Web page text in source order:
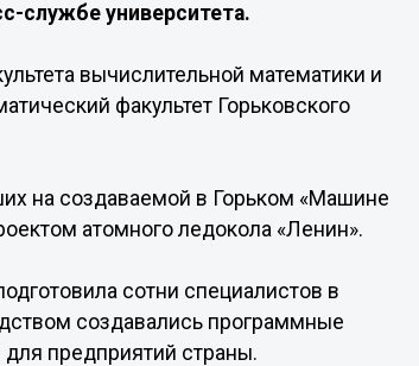
службе университета.
вычислительной математики и
факультет Горьковского
на создаваемой в Горьком «Машине
атомного ледокола «Ленин».
сотни специалистов в
создавались программные
предприятий страны.